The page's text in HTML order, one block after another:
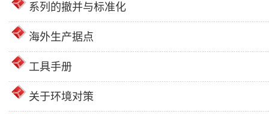
系列的撤并与标准化
海外生产据点
工具手册
关于环境对策